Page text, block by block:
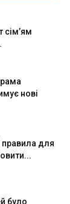
сім’ям
нові
правила для
було